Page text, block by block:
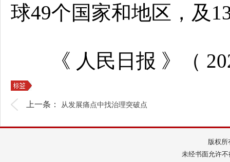
球49个国家和地区，及
《 人民日报 》（
上一条： 从发展痛点中找治理突破点
版权
未经书面允许